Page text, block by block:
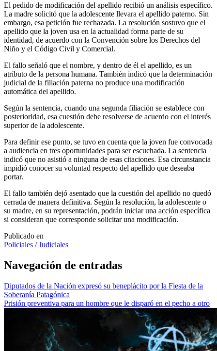
El pedido de modificación del apellido recibió un análisis específico.
La madre solicitó que la adolescente llevara el apellido paterno. Sin
embargo, esa petición fue rechazada. La resolución sostuvo que el
apellido que la joven usa en la actualidad forma parte de su
identidad, de acuerdo con la Convención sobre los Derechos del
Niño y el Código Civil y Comercial.
El fallo señaló que el nombre, y dentro de él el apellido, es un
atributo de la persona humana. También indicó que la determinación
judicial de la filiación paterna no produce una modificación
automática del apellido.
Según la sentencia, cuando una segunda filiación se establece con
posterioridad, esa cuestión debe resolverse de acuerdo con el interés
superior de la adolescente.
Para definir ese punto, se tuvo en cuenta que la joven fue convocada
a audiencia en tres oportunidades para ser escuchada. La sentencia
indicó que no asistió a ninguna de esas citaciones. Esa circunstancia
impidió conocer su voluntad respecto del apellido que deseaba
portar.
El fallo también dejó asentado que la cuestión del apellido no quedó
cerrada de manera definitiva. Según la resolución, la adolescente o
su madre, en su representación, podrán iniciar una acción específica
si consideran que corresponde solicitar una modificación.
Publicado en
Policiales / Judiciales
Navegación de entradas
Diputados de la Nación expresó su beneplácito por la Fiesta de la
Soberanía Patagónica
Prisión preventiva para un hombre que le disparó en el pecho a otro